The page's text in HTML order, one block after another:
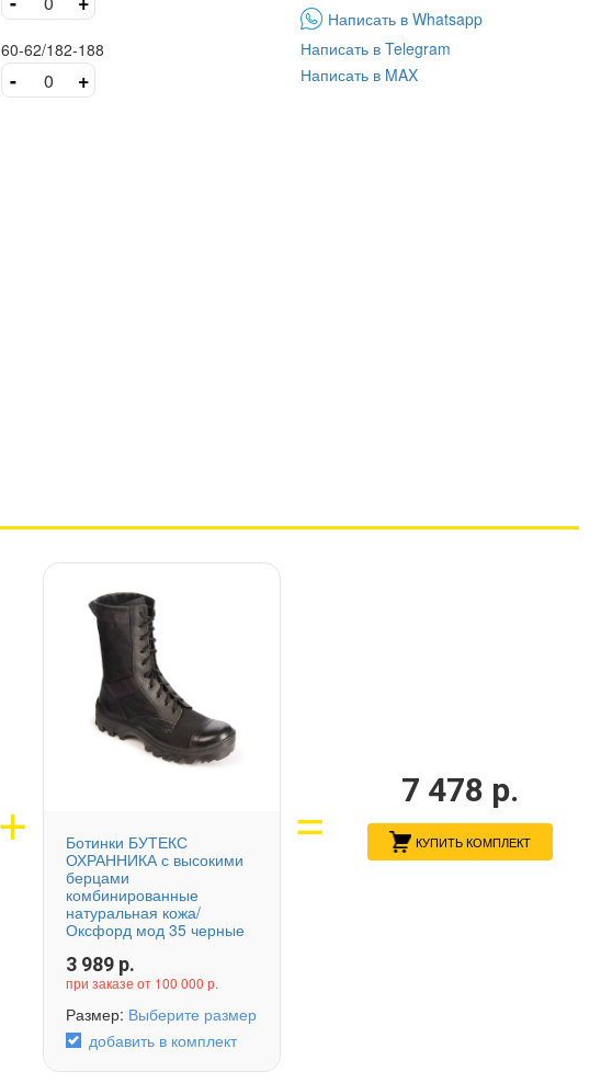
60-62/182-188
- +
Написать в Whatsapp
Написать в Telegram
Написать в MAX
Ботинки БУТЕКС
ОХРАННИКА с высокими
берцами
комбинированные
натуральная кожа/
Оксфорд мод 35 черные
3 989 р.
при заказе от 100 000 р.
Размер: Выберите размер
добавить в комплект
7 478 р.
КУПИТЬ КОМПЛЕКТ